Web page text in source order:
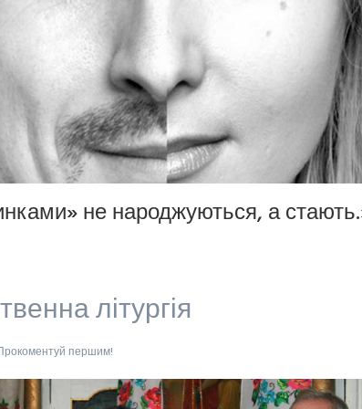
не народжуються, а
літургія
першим!